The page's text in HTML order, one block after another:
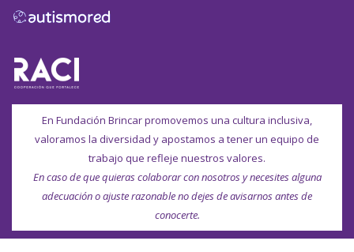
En Fundación Brincar promovemos una cultura inclusiva,
valoramos la diversidad y apostamos a tener un equipo de
trabajo que refleje nuestros valores.
En caso de que quieras colaborar con nosotros y necesites alguna
adecuación o ajuste razonable no dejes de avisarnos antes de
conocerte.